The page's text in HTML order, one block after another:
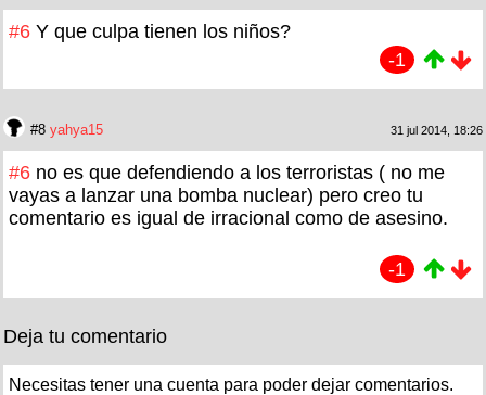
#6 Y que culpa tienen los niños?
-1
#8 yahya15 31 jul 2014, 18:26
#6 no es que defendiendo a los terroristas ( no me
vayas a lanzar una bomba nuclear) pero creo tu
comentario es igual de irracional como de asesino.
-1
Deja tu comentario
Necesitas tener una cuenta para poder dejar comentarios.